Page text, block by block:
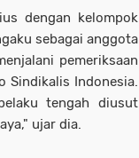
dengan kelompok
sebagai anggota
pemeriksaan
Sindikalis Indonesia.
tengah diusut
ujar dia.